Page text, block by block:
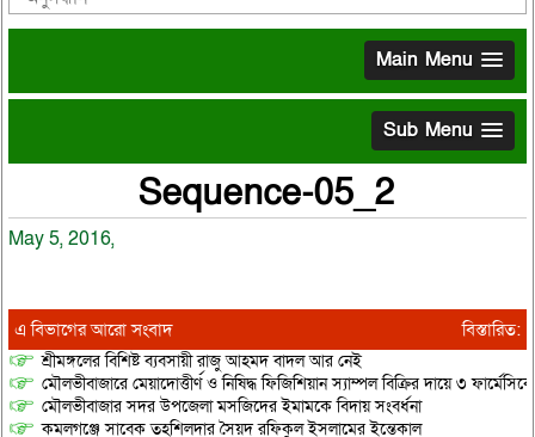
Main Menu
Sub Menu
Sequence-05_2
May 5, 2016,
এ বিভাগের আরো সংবাদ বিস্তারিত:
শ্রীমঙ্গলের বিশিষ্ট ব্যবসায়ী রাজু আহমদ বাদল আর নেই
মৌলভীবাজারে মেয়াদোত্তীর্ণ ও নিষিদ্ধ ফিজিশিয়ান স্যাম্পল বিক্রির দায়ে ৩
মৌলভীবাজার সদর উপজেলা মসজিদের ইমামকে বিদায় সংবর্ধনা
কমলগঞ্জে সাবেক তহশিলদার সৈয়দ রফিকুল ইসলামের ইন্তেকাল